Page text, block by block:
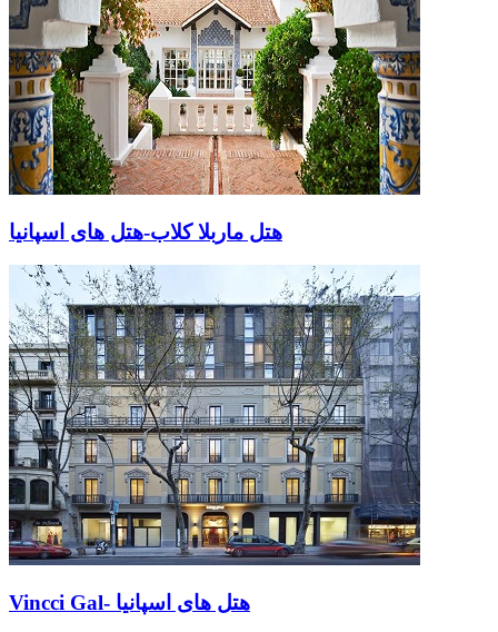
هتل ماربلا کلاب-هتل های اسپانیا
Vincci Gal- هتل های اسپانیا